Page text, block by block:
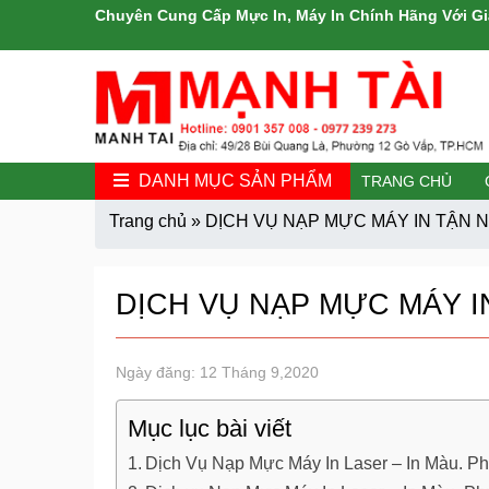
Chuyên Cung Cấp Mực In, Máy In Chính Hãng Với
DANH MỤC SẢN PHẨM TRANG CHỦ
Trang chủ » DỊCH VỤ NẠP MỰC MÁY IN TẬN
DỊCH VỤ NẠP MỰC MÁY
Ngày đăng: 12 Tháng 9,2020
Mục lục bài viết
Dịch Vụ Nạp Mực Máy In Laser – In Màu.